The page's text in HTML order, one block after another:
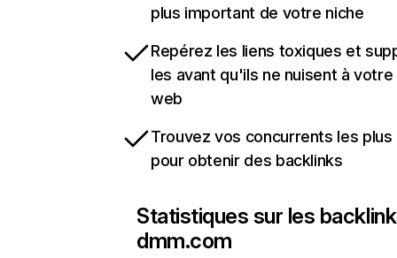
plus important de votre niche
Repérez les liens toxiques et
les avant qu'ils ne nuisent à
web
Trouvez vos concurrents les
pour obtenir des backlinks
Statistiques sur les
dmm.com